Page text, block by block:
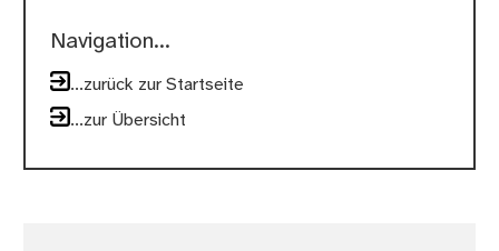
Navigation...
...zurück zur Startseite
...zur Übersicht